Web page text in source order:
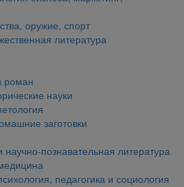
оружие, спорт
литература
роман
науки
заготовки
познавательная литература
педагогика и социология